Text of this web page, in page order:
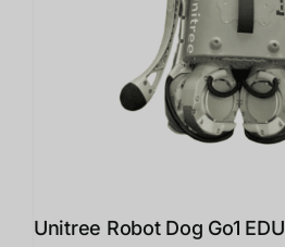
Unitree Robot Dog Go1 EDU